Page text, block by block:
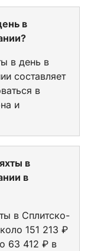
в
в день в
составляет
в
и
в
в
в Сплитско-
151 213 ₽
63 412 ₽ в